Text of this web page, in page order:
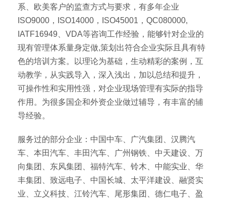
系、欧美客户的监查方式与要求，有多年企业
ISO9000，ISO14000，ISO45001，QC080000,
IATF16949、VDA等咨询工作经验，能够针对企业的
现有管理体系量身定做,策划出符合企业实际且具有特
色的培训方案。以理论为基础，生动精彩的案例，互
动教学，从实践导入，深入浅出，加以总结和提升，
可操作性和实用性强，对企业现场管理有实际的指导
作用。为很多国企和外资企业做过辅导，有丰富的辅
导经验。
服务过的部分企业：中国中车、广汽集团、汉腾汽
车、本田汽车、丰田汽车、广州钢铁、中天建设、万
向集团、东风集团、福特汽车、铃木、中能实业、华
丰集团、致远电子、中国长城、太平洋建设、融贤实
业、立义科技、江铃汽车、尾形集团、德仁电子、盈